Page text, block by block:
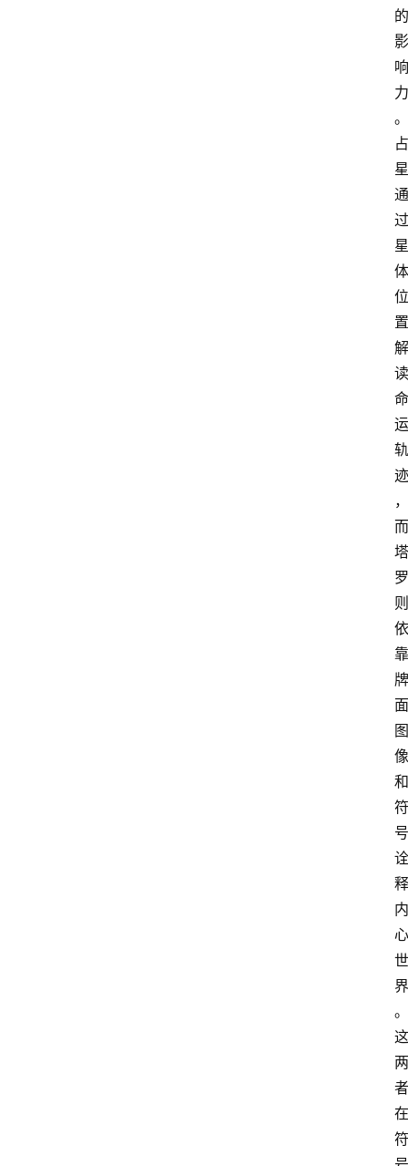
的
影
响
力
。
占
星
通
过
星
体
位
置
解
读
命
运
轨
迹
，
而
塔
罗
则
依
靠
牌
面
图
像
和
符
号
诠
释
内
心
世
界
。
这
两
者
在
符